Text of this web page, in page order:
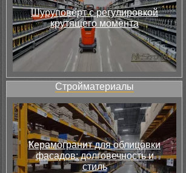
Шуруповёрт с регулировкой
крутящего момента
Стройматериалы
Керамогранит для облицовки
фасадов: долговечность и
стиль